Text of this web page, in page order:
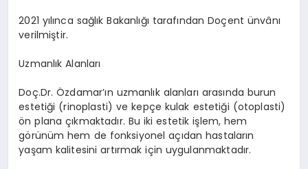
2021 yılınca sağlık Bakanlığı tarafından Doçent ünvânı
verilmiştir.
Uzmanlık Alanları
Doç.Dr. Özdamar’ın uzmanlık alanları arasında burun
estetiği (rinoplasti) ve kepçe kulak estetiği (otoplasti)
ön plana çıkmaktadır. Bu iki estetik işlem, hem
görünüm hem de fonksiyonel açıdan hastaların
yaşam kalitesini artırmak için uygulanmaktadır.